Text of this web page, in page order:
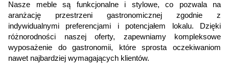
Nasze meble są funkcjonalne i stylowe, co pozwala na
aranżację przestrzeni gastronomicznej zgodnie z
indywidualnymi preferencjami i potencjałem lokalu. Dzięki
różnorodności naszej oferty, zapewniamy kompleksowe
wyposażenie do gastronomii, które sprosta oczekiwaniom
nawet najbardziej wymagających klientów.